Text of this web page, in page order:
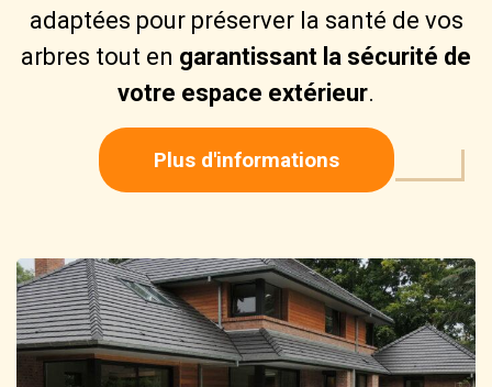
adaptées pour préserver la santé de vos
arbres tout en garantissant la sécurité de
votre espace extérieur.
Plus d'informations